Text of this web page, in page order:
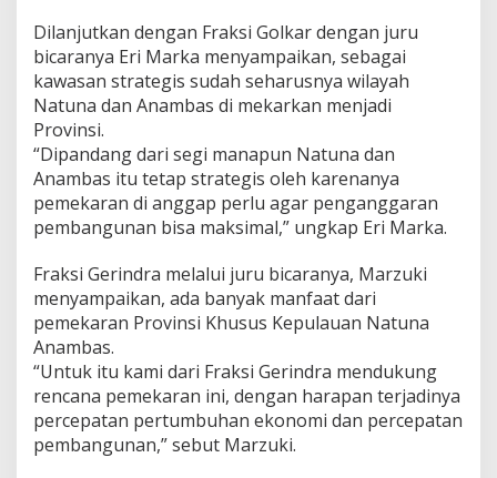
e
p
u
l
a
n
N
a
t
u
a
&
A
n
m
a
s
Dilanjutkan dengan Fraksi Golkar dengan juru
bicaranya Eri Marka menyampaikan, sebagai
kawasan strategis sudah seharusnya wilayah
Natuna dan Anambas di mekarkan menjadi
Provinsi.
“Dipandang dari segi manapun Natuna dan
Anambas itu tetap strategis oleh karenanya
pemekaran di anggap perlu agar penganggaran
pembangunan bisa maksimal,” ungkap Eri Marka.
Fraksi Gerindra melalui juru bicaranya, Marzuki
menyampaikan, ada banyak manfaat dari
pemekaran Provinsi Khusus Kepulauan Natuna
Anambas.
“Untuk itu kami dari Fraksi Gerindra mendukung
rencana pemekaran ini, dengan harapan terjadinya
percepatan pertumbuhan ekonomi dan percepatan
pembangunan,” sebut Marzuki.